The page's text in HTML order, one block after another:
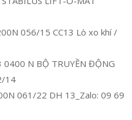
056/15 CC13 Lò xo khí /
N BỘ TRUYỀN ĐỘNG
14
061/22 DH 13_Zalo: 09 69